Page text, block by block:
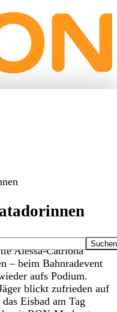
Alessa-Catriona
– beim Bahnradevent
aufs Podium.
blickt zufrieden auf
Eisbad am Tag